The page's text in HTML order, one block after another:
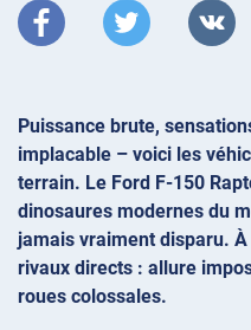
Puissance brute,
implacable – voici les
terrain. Le Ford F-150
dinosaures modernes du
jamais vraiment disparu.
rivaux directs : allure
roues colossales.